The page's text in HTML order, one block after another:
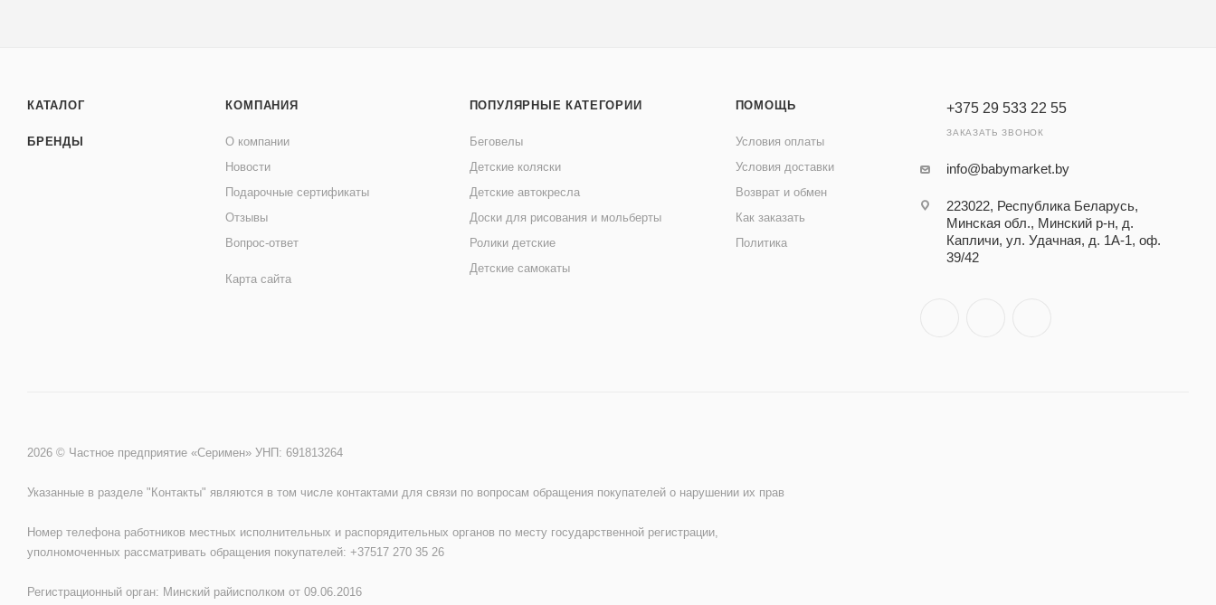
КАТАЛОГ
БРЕНДЫ
КОМПАНИЯ
О компании
Новости
Подарочные сертификаты
Отзывы
Вопрос-ответ
Карта сайта
ПОПУЛЯРНЫЕ КАТЕГОРИИ
Беговелы
Детские коляски
Детские автокресла
Доски для рисования и мольберты
Ролики детские
Детские самокаты
ПОМОЩЬ
Условия оплаты
Условия доставки
Возврат и обмен
Как заказать
Политика
+375 29 533 22 55
ЗАКАЗАТЬ ЗВОНОК
info@babymarket.by
223022, Республика Беларусь,
Минская обл., Минский р-н, д.
Капличи, ул. Удачная, д. 1А-1, оф.
39/42
2026 © Частное предприятие «Серимен» УНП: 691813264
Указанные в разделе "Контакты" являются в том числе контактами для связи по вопросам обращения покупателей о нарушении их прав
Номер телефона работников местных исполнительных и распорядительных органов по месту государственной регистрации,
уполномоченных рассматривать обращения покупателей: +37517 270 35 26
Регистрационный орган: Минский райисполком от 09.06.2016